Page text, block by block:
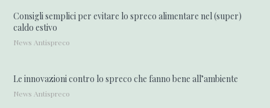
Consigli semplici per evitare lo spreco alimentare nel (super)
caldo estivo
News Antispreco
Le innovazioni contro lo spreco che fanno bene all’ambiente
News Antispreco